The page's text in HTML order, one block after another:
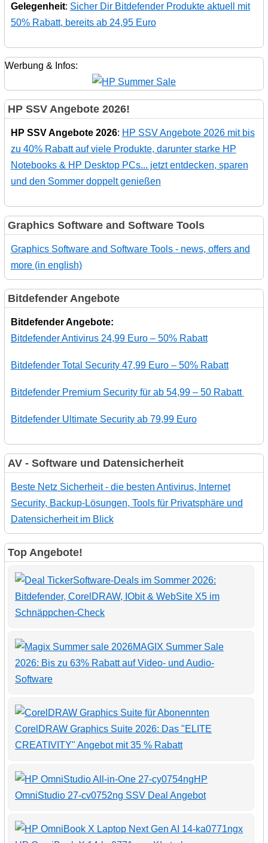
Gelegenheit: Sicher Dir Bitdefender Produkte aktuell mit
50% Rabatt, bereits ab 24,95 Euro
Werbung & Infos:
HP SSV Angebote 2026!
HP SSV Angebote 2026: HP SSV Angebote 2026 mit bis
zu 40% Rabatt auf viele Produkte, darunter starke HP
Notebooks & HP Desktop PCs... jetzt entdecken, sparen
und den Sommer doppelt genießen
Graphics Software and Software Tools
Graphics Software and Software Tools - news, offers and
more (in english)
Bitdefender Angebote
Bitdefender Angebote:
Bitdefender Antivirus 24,99 Euro – 50% Rabatt
Bitdefender Total Security 47,99 Euro – 50% Rabatt
Bitdefender Premium Security für ab 54,99 – 50 Rabatt
Bitdefender Ultimate Security ab 79,99 Euro
AV - Software und Datensicherheit
Beste Netz Sicherheit - die besten Antivirus, Internet
Security, Backup-Lösungen, Tools für Privatsphäre und
Datensicherheit im Blick
Top Angebote!
Software-Deals im Sommer 2026:
Bitdefender, CorelDRAW, IObit & WebSite X5 im
Schnäppchen-Check
MAGIX Summer Sale
2026: Bis zu 63% Rabatt auf Video- und Audio-
Software
CorelDRAW Graphics Suite 2026: Das "ELITE
CREATIVITY" Angebot mit 35 % Rabatt
HP
OmniStudio 27-cv0752ng SSV Deal Angebot